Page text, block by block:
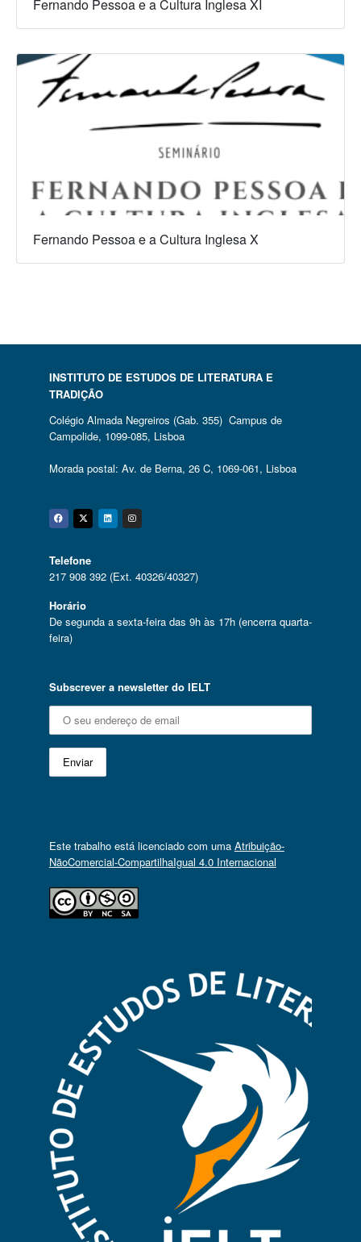
Fernando Pessoa e a Cultura Inglesa XI
Fernando Pessoa e a Cultura Inglesa X
INSTITUTO DE ESTUDOS DE LITERATURA E
TRADIÇÃO
Colégio Almada Negreiros (Gab. 355) Campus de
Campolide, 1099-085, Lisboa
Morada postal: Av. de Berna, 26 C, 1069-061, Lisboa
Facebook
Twitter
Linkedin
Instagram
Telefone
217 908 392 (Ext. 40326/40327)
Horário
De segunda a sexta-feira das 9h às 17h (encerra quarta-
feira)
Subscrever a newsletter do IELT
Este trabalho está licenciado com uma Atribuição-
NãoComercial-CompartilhaIgual 4.0 Internacional